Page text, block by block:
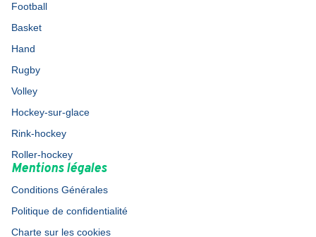
Football
Basket
Hand
Rugby
Volley
Hockey-sur-glace
Rink-hockey
Roller-hockey
Mentions légales
Conditions Générales
Politique de confidentialité
Charte sur les cookies